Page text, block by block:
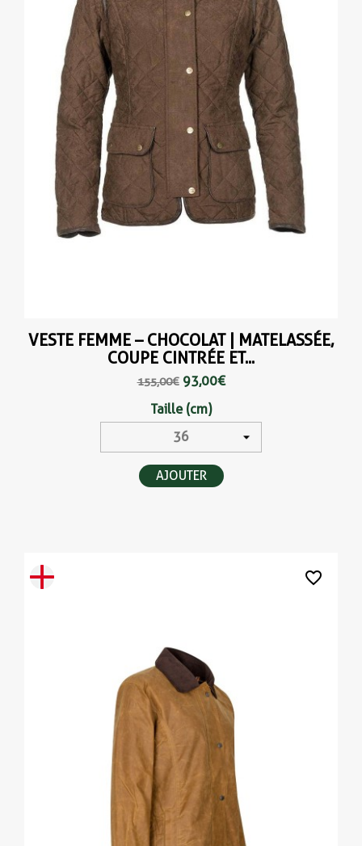
VESTE FEMME – CHOCOLAT | MATELASSÉE,
COUPE CINTRÉE ET...
155,00 € 93,00 €
Taille (cm)
AJOUTER
favorite_border